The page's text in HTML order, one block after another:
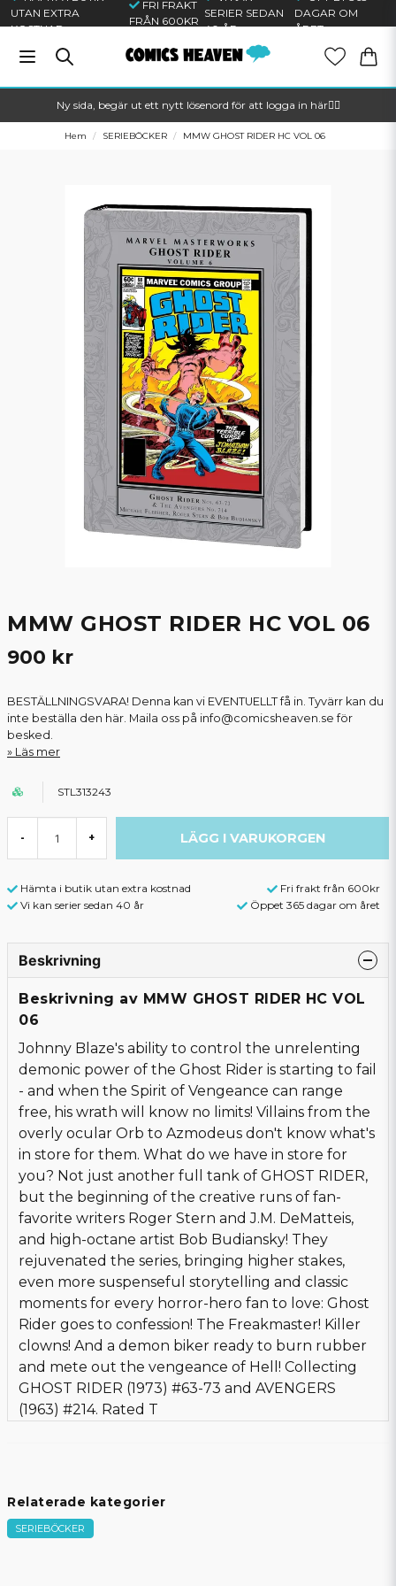
UTAN EXTRA
KOSTNAD
FRI FRAKT
FRÅN 600KR
SERIER SEDAN
40 ÅR
DAGAR OM
ÅRET
Ny sida, begär ut ett nytt lösenord för att logga in här🦸‍♂️
Hem SERIEBÖCKER MMW GHOST RIDER HC VOL 06
MMW GHOST RIDER HC VOL 06
900 kr
BESTÄLLNINGSVARA! Denna kan vi EVENTUELLT få in. Tyvärr kan du
inte beställa den här. Maila oss på info@comicsheaven.se för
besked.
Läs mer
STL313243
- + LÄGG I VARUKORGEN
Hämta i butik utan extra kostnad
Fri frakt från 600kr
Vi kan serier sedan 40 år
Öppet 365 dagar om året
Beskrivning
Beskrivning av MMW GHOST RIDER HC VOL
06
Johnny Blaze's ability to control the unrelenting
demonic power of the Ghost Rider is starting to fail
- and when the Spirit of Vengeance can range
free, his wrath will know no limits! Villains from the
overly ocular Orb to Azmodeus don't know what's
in store for them. What do we have in store for
you? Not just another full tank of GHOST RIDER,
but the beginning of the creative runs of fan-
favorite writers Roger Stern and J.M. DeMatteis,
and high-octane artist Bob Budiansky! They
rejuvenated the series, bringing higher stakes,
even more suspenseful storytelling and classic
moments for every horror-hero fan to love: Ghost
Rider goes to confession! The Freakmaster! Killer
clowns! And a demon biker ready to burn rubber
and mete out the vengeance of Hell! Collecting
GHOST RIDER (1973) #63-73 and AVENGERS
(1963) #214. Rated T
Relaterade kategorier
SERIEBÖCKER